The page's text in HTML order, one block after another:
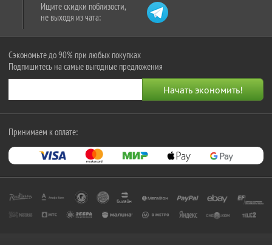
Ищите скидки поблизости,
не выходя из чата:
Сэкономьте до 90% при любых покупках
Подпишитесь на самые выгодные предложения
Принимаем к оплате: